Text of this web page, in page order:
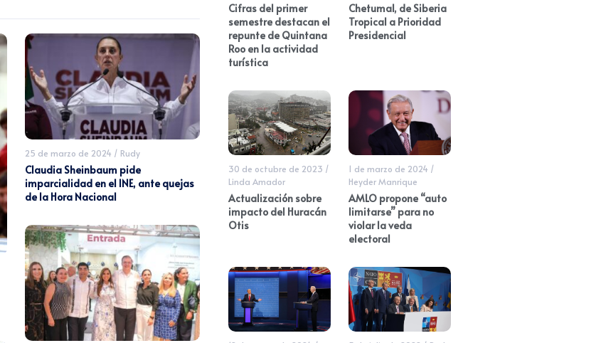
25 de marzo de 2024 / Rudy
Claudia Sheinbaum pide
imparcialidad en el INE, ante quejas
de la Hora Nacional
Cifras del primer
semestre destacan el
repunte de Quintana
Roo en la actividad
turística
Chetumal, de Siberia
Tropical a Prioridad
Presidencial
30 de octubre de 2023 /
Linda Amador
Actualización sobre
impacto del Huracán
Otis
1 de marzo de 2024 /
Heyder Manrique
AMLO propone “auto
limitarse” para no
violar la veda
electoral